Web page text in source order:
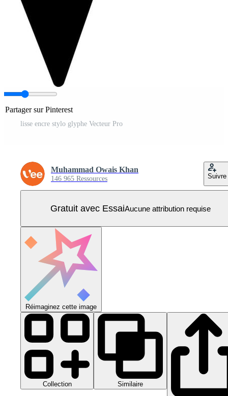
Partager sur Pinterest
lisse encre stylo glyphe Vecteur Pro
Muhammad Owais Khan
146 965 Ressources Suivre
Gratuit avec EssaiAucune attribution requise
Réimaginez cette image
Collection Similaire